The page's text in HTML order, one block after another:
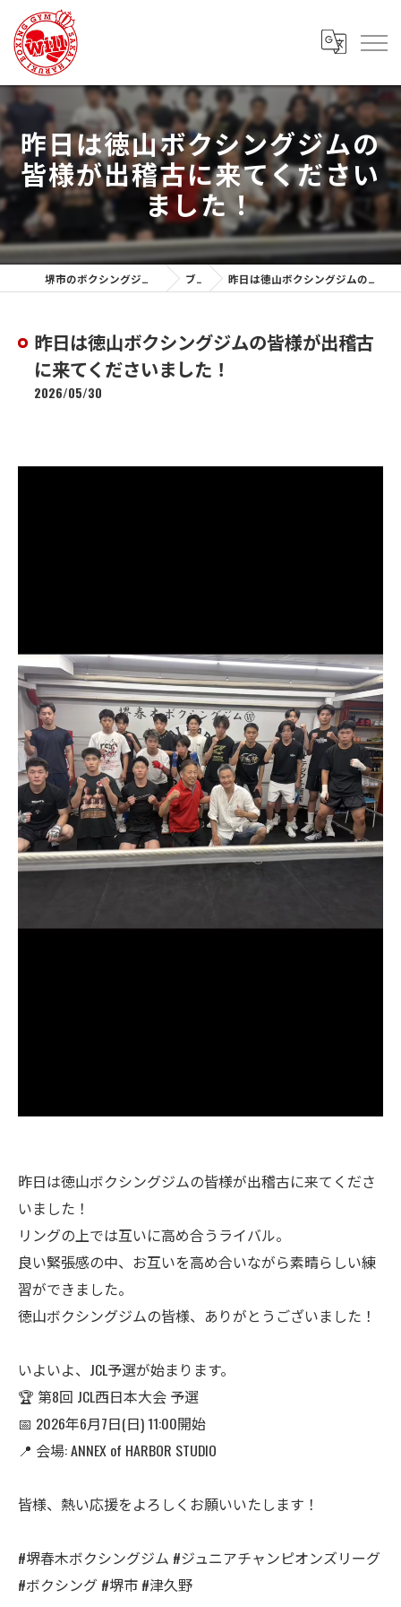
昨日は徳山ボクシングジムの
皆様が出稽古に来てください
ました！
堺市のボクシングジムなら堺春木ボクシングジム ブログ 昨日は徳山ボクシングジムの皆様が出稽古に来てくださいました！
昨日は徳山ボクシングジムの皆様が出稽古
に来てくださいました！
2026/05/30
昨日は徳山ボクシングジムの皆様が出稽古に来てくださ
いました！
リングの上では互いに高め合うライバル。
良い緊張感の中、お互いを高め合いながら素晴らしい練
習ができました。
徳山ボクシングジムの皆様、ありがとうございました！
​いよいよ、JCL予選が始まります。
​🏆 第8回 JCL西日本大会 予選
📅 2026年6月7日(日) 11:00開始
📍 会場: ANNEX of HARBOR STUDIO
皆様、熱い応援をよろしくお願いいたします！
#堺春木ボクシングジム #ジュニアチャンピオンズリーグ
#ボクシング #堺市 #津久野